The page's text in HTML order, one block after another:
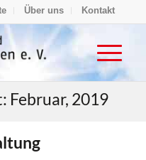
Über uns Kontakt
Februar, 2019